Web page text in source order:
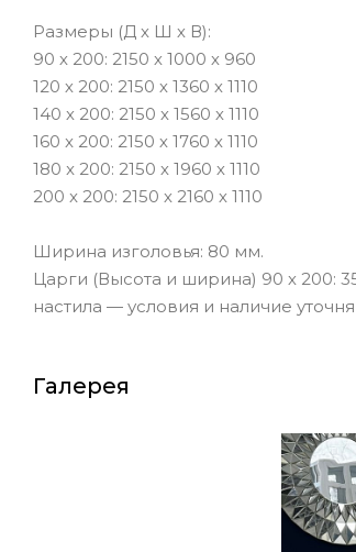
Размеры (Д х Ш х В):
90 х 200: 2150 х 1000 х 960
120 х 200: 2150 х 1360 х 1110
140 х 200: 2150 х 1560 х 1110
160 x 200: 2150 х 1760 х 1110
180 x 200: 2150 х 1960 х 1110
200 x 200: 2150 х 2160 х 1110
Ширина изголовья: 80 мм.
Царги (Высота и ширина) 90 х 200:
настила — условия и наличие
Галерея